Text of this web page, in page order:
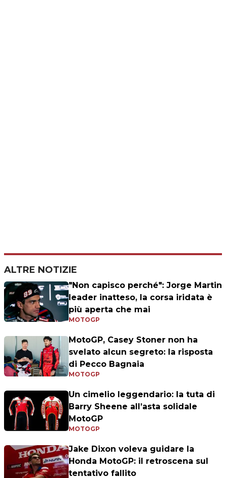
ALTRE NOTIZIE
"Non capisco perché": Jorge Martin
leader inatteso, la corsa iridata è
più aperta che mai
MOTOGP
MotoGP, Casey Stoner non ha
svelato alcun segreto: la risposta
di Pecco Bagnaia
MOTOGP
Un cimelio leggendario: la tuta di
Barry Sheene all’asta solidale
MotoGP
MOTOGP
Jake Dixon voleva guidare la
Honda MotoGP: il retroscena sul
tentativo fallito